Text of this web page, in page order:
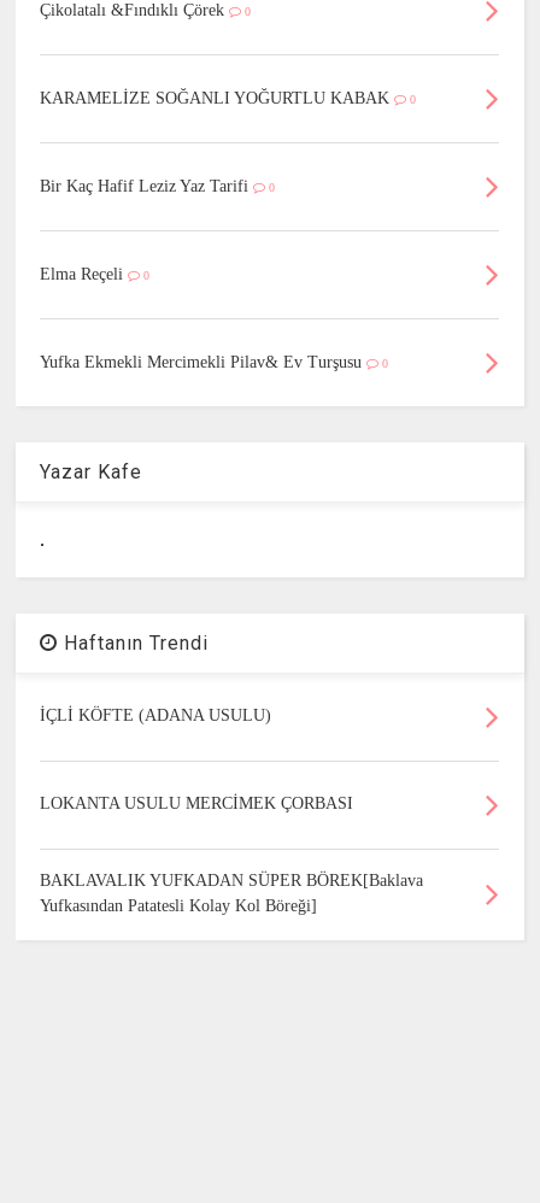
Çikolatalı &Fındıklı Çörek 0
KARAMELİZE SOĞANLI YOĞURTLU KABAK 0
Bir Kaç Hafif Leziz Yaz Tarifi 0
Elma Reçeli 0
Yufka Ekmekli Mercimekli Pilav& Ev Turşusu 0
Yazar Kafe
.
Haftanın Trendi
İÇLİ KÖFTE (ADANA USULU)
LOKANTA USULU MERCİMEK ÇORBASI
BAKLAVALIK YUFKADAN SÜPER BÖREK[Baklava
Yufkasından Patatesli Kolay Kol Böreği]